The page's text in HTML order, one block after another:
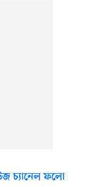
চ্যানেল ফলো